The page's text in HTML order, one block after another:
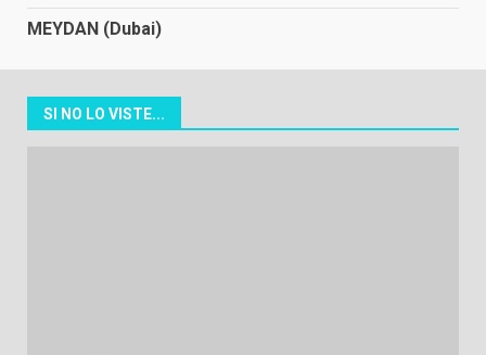
MEYDAN (Dubai)
SI NO LO VISTE...